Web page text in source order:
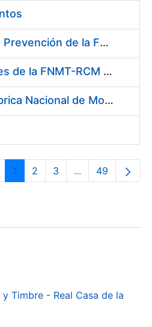
Servicio de Calibración y Verificación Externa de los Equipos de Medición del Servicio de Prevención de la FNMT-RCM
Conexión mediante Fibra Óptica de los Centros de Proceso de Datos (CPDs) de las sedes de la FNMT-RCM de Burgos y Madrid
Contratación de acuerdo marco para el Suministro de Material de Electricidad para la Fábrica Nacional de Moneda y Timbre-Real Casa de la Moneda en su centro de trabajo de Burgos
Page
1 Page
2 Page
3 ...Intermediate
Page
49
Timbre - Real Casa de la